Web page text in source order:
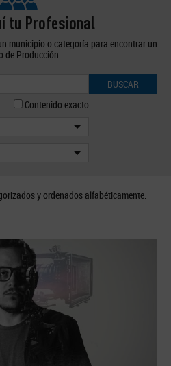
tu Profesional
municipio o categoría para encontrar un
de Producción.
BUSCAR
Contenido exacto
y ordenados alfabéticamente.